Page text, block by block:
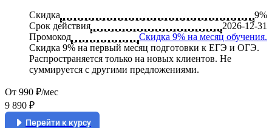
Скидка
9%
Срок действия
2026-12-31
Промокод
Скидка 9% на месяц обучения.
Скидка 9% на первый месяц подготовки к ЕГЭ и ОГЭ.
Распространяется только на новых клиентов. Не
суммируется с другими предложениями.
От 990 ₽/мес
9 890 ₽
Перейти к курсу